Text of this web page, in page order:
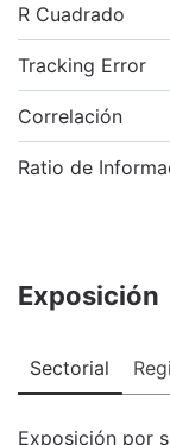
R Cuadrado
Tracking Error
Correlación
Ratio de
Exposición
Sectorial
Exposición por